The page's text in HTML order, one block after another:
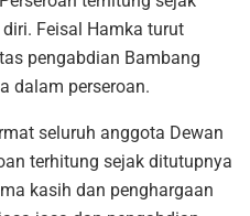
Feisal Hamka turut
pengabdian Bambang
dalam perseroan.
seluruh anggota Dewan
terhitung sejak ditutupnya
kasih dan penghargaan